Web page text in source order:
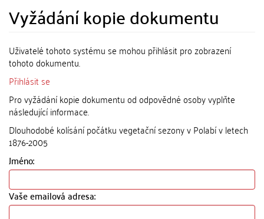
Vyžádání kopie dokumentu
Uživatelé tohoto systému se mohou přihlásit pro zobrazení
tohoto dokumentu.
Přihlásit se
Pro vyžádání kopie dokumentu od odpovědné osoby vyplňte
následující informace.
Dlouhodobé kolísání počátku vegetační sezony v Polabí v letech
1876-2005
Jméno:
Vaše emailová adresa: